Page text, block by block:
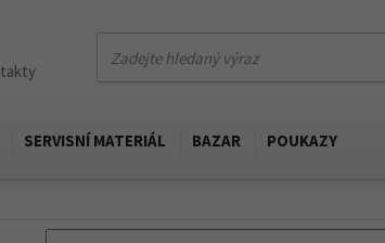
SERVISNÍ MATERIÁL BAZAR POUKAZY